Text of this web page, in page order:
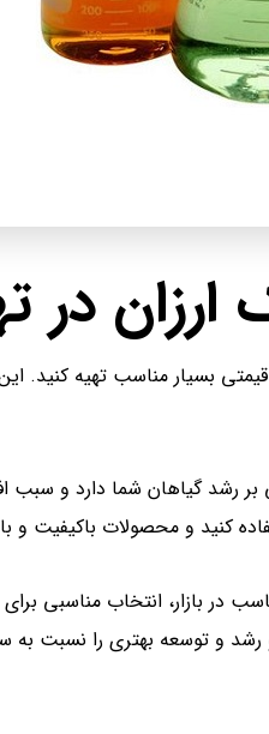
در
قیمتی بسیار مناسب تهیه کنید.
بر رشد گیاهان شما دارد و
کنید و محصولات باکیفیت و
در بازار، انتخاب مناسبی
رشد و توسعه بهتری را نسبت